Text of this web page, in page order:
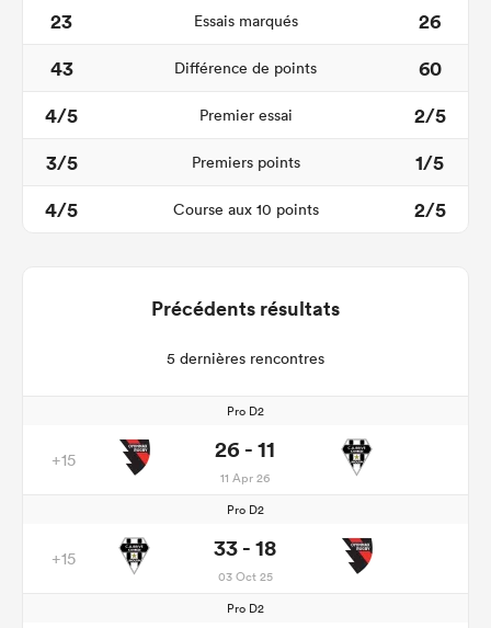
23 Essais marqués
26
43
Différence de points
60
4/5
Premier essai
2/5
3/5
Premiers points
1/5
4/5
Course aux 10 points 2/5
Précédents résultats
5 dernières rencontres
Pro D2
+15 26 - 11
11 Apr 26
Pro D2
+15 33 - 18
03 Oct 25
Pro D2